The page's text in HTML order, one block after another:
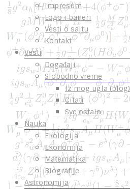
Impresum
Logo i baneri
Vesti o sajtu
Kontakt
Vesti
Događaji
Slobodno vreme
Iz mog ugla (blog)
Citati
Sve ostalo
Nauka
Ekologija
Ekonomija
Matematika
Biografije
Astronomija